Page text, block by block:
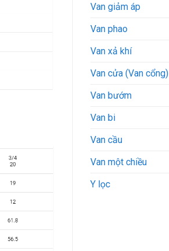
Van giảm áp
Van phao
Van xả khí
Van cửa (Van cổng)
Van bướm
Van bi
Van cầu
Van một chiều
Y lọc